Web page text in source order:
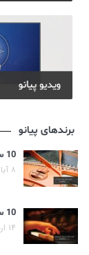
برندهای پیانو
10 سازنده برتر پیانو – قسمت آخر
۸ آبان ۱۳۹۷
10 سازنده برتر پیانو – قسمت دوم
۱۴ اردیبهشت ۱۳۹۶